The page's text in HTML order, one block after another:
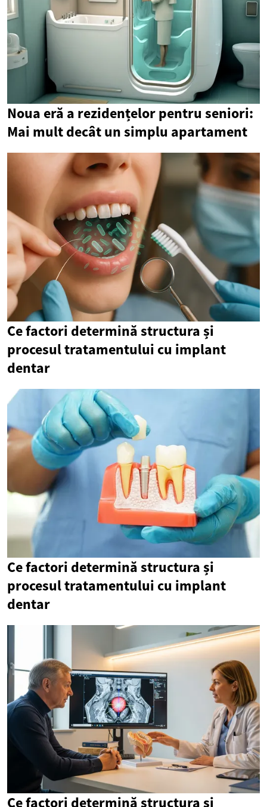
Noua eră a rezidențelor pentru seniori:
Mai mult decât un simplu apartament
Ce factori determină structura și
procesul tratamentului cu implant
dentar
Ce factori determină structura și
procesul tratamentului cu implant
dentar
Ce factori determină structura și